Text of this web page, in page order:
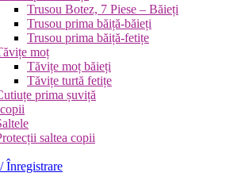
Trusou Botez, 7 Piese – Băieți
Trusou prima băiță-băieți
Trusou prima băiță-fetițe
moț
Tăvițe moț băieți
Tăvițe turtă fetițe
prima șuviță
saltea copii
Înregistrare